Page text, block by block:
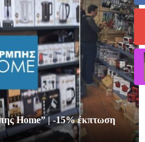
Home” | -15% έκπτωση